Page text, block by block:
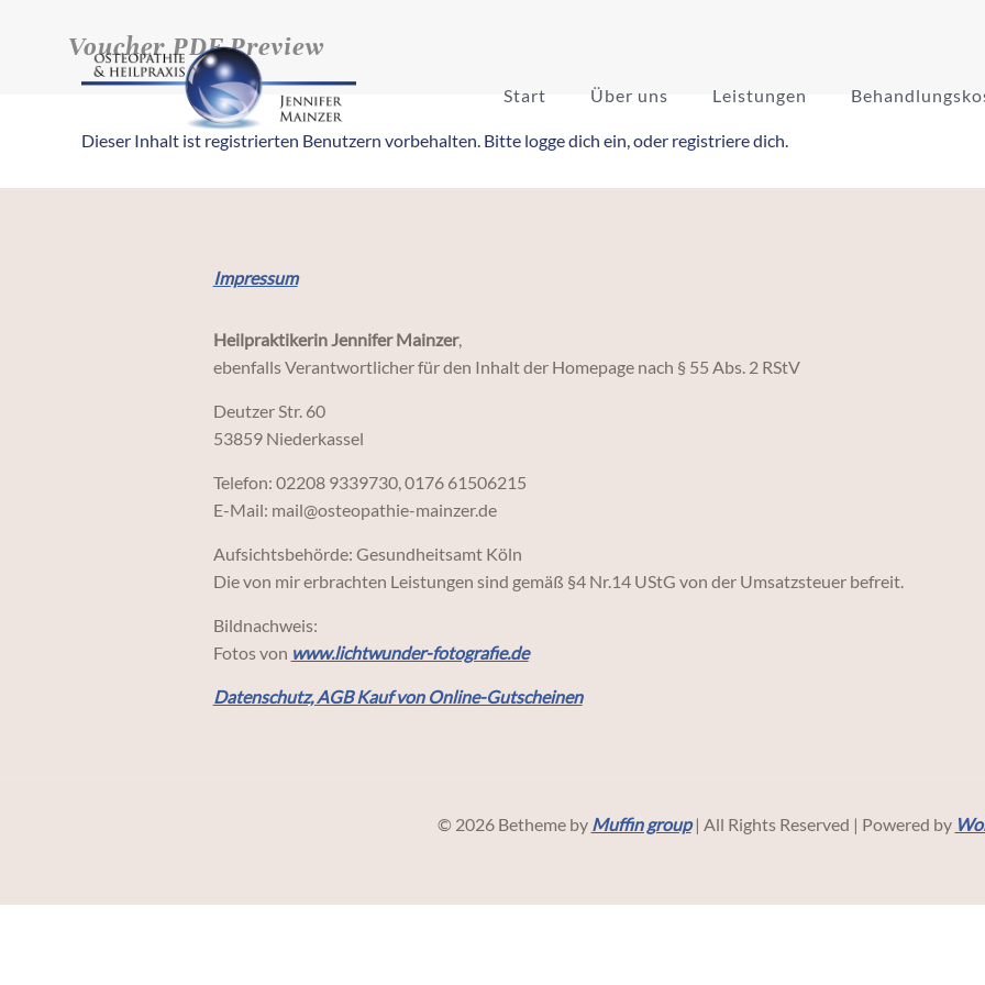
Start Über uns Leistungen
Voucher PDF Preview
Dieser Inhalt ist registrierten Benutzern vorbehalten. Bitte logge dich ein, oder registriere dich.
Impressum
Heilpraktikerin Jennifer Mainzer,
ebenfalls Verantwortlicher für den Inhalt der Homepage nach § 55 Abs. 2 RStV
Deutzer Str. 60
53859 Niederkassel
Telefon: 02208 9339730, 0176 61506215
E-Mail: mail@osteopathie-mainzer.de
Aufsichtsbehörde: Gesundheitsamt Köln
Die von mir erbrachten Leistungen sind gemäß §4 Nr.14 UStG von der Umsatzsteuer befreit.
Bildnachweis:
Fotos von www.lichtwunder-fotografie.de
Datenschutz, AGB Kauf von Online-Gutscheinen
© 2026 Betheme by Muffin group| All Rights Reserved | Powered by